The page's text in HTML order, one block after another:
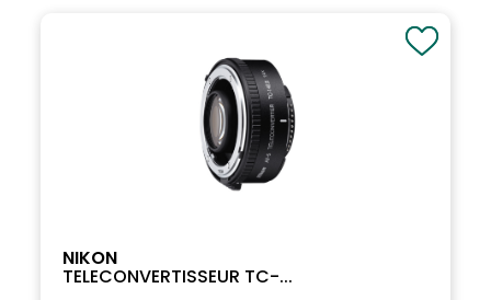
NIKON
TELECONVERTISSEUR TC-...